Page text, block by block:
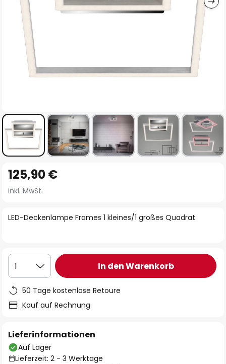
Anfang
der
springen
LED-Deckenlampe Frames 1 kleines/1 großes Quadrat
125,90 €
inkl. MwSt.
1 In den Warenkorb
50 Tage kostenlose Retoure
Kauf auf Rechnung
Lieferinformationen
Auf Lager
Lieferzeit: 2 - 3 Werktage